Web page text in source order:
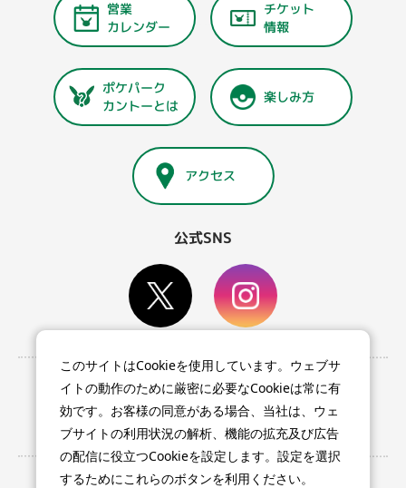
営業
カレンダー
チケット
情報
ポケパーク
カントーとは
楽しみ方
アクセス
公式SNS
利用条件等
プライバシーポリシー
特定商取引法に基づく表記
このサイトはCookieを使用しています。ウェブサ
イトの動作のために厳密に必要なCookieは常に有
効です。お客様の同意がある場合、当社は、ウェ
ブサイトの利用状況の解析、機能の拡充及び広告
の配信に役立つCookieを設定します。設定を選択
するためにこれらのボタンを利用ください。